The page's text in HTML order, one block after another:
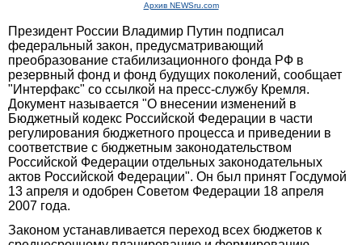
Архив NEWSru.com
Президент России Владимир Путин подписал
федеральный закон, предусматривающий
преобразование стабилизационного фонда РФ в
резервный фонд и фонд будущих поколений, сообщает
"Интерфакс" со ссылкой на пресс-службу Кремля.
Документ называется "О внесении изменений в
Бюджетный кодекс Российской Федерации в части
регулирования бюджетного процесса и приведении в
соответствие с бюджетным законодательством
Российской Федерации отдельных законодательных
актов Российской Федерации". Он был принят Госдумой
13 апреля и одобрен Советом Федерации 18 апреля
2007 года.
Законом устанавливается переход всех бюджетов к